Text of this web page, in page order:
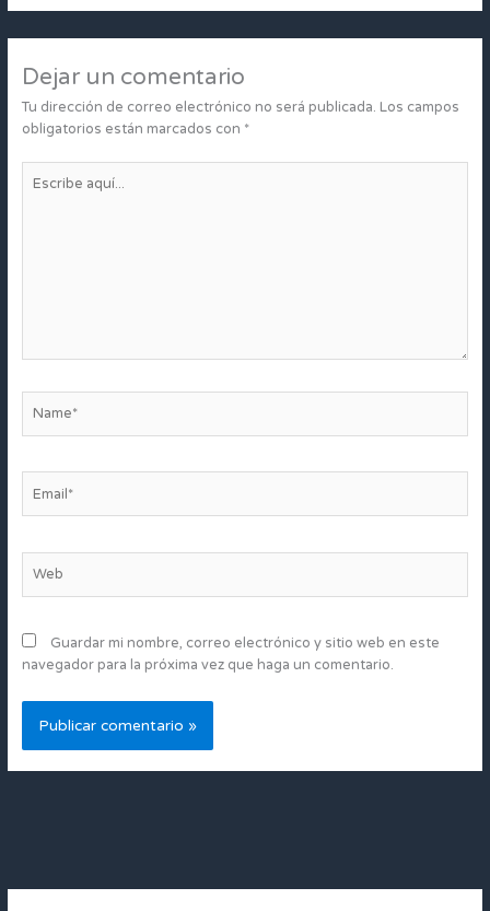
Dejar un comentario
Tu dirección de correo electrónico no será publicada. Los campos
obligatorios están marcados con *
aquí...
Guardar mi nombre, correo electrónico y sitio web en este
navegador para la próxima vez que haga un comentario.